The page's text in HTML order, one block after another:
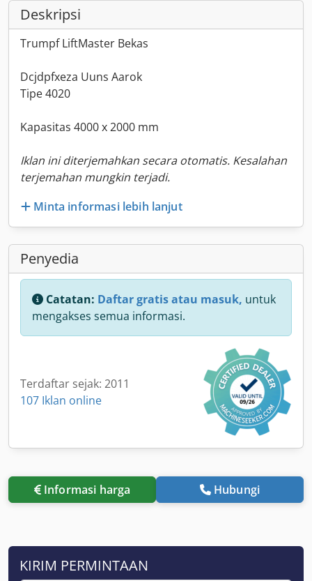
Deskripsi
Trumpf LiftMaster Bekas
Dcjdpfxeza Uuns Aarok
Tipe 4020
Kapasitas 4000 x 2000 mm
Iklan ini diterjemahkan secara otomatis. Kesalahan
terjemahan mungkin terjadi.
Minta informasi lebih lanjut
Penyedia
Catatan: Daftar gratis atau masuk, untuk
mengakses semua informasi.
Terdaftar sejak: 2011
107 Iklan online
Informasi harga Hubungi
KIRIM PERMINTAAN